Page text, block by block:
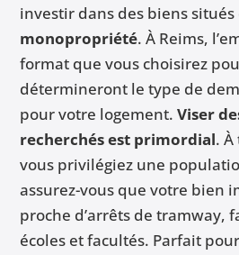
investir dans des biens situés
monopropriété. À Reims,
format que vous choisirez
détermineront le type de
pour votre logement.Viser
recherchés est primordial.
vous privilégiez une
assurez-vous que votre bien
proche d’arrêts de tramway,
écoles et facultés. Parfait